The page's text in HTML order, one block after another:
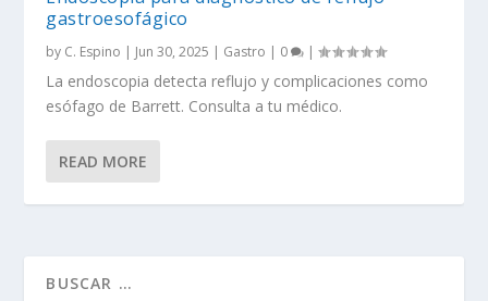
gastroesofágico
by C. Espino | Jun 30, 2025 | Gastro | 0 |
La endoscopia detecta reflujo y complicaciones como
esófago de Barrett. Consulta a tu médico.
READ MORE